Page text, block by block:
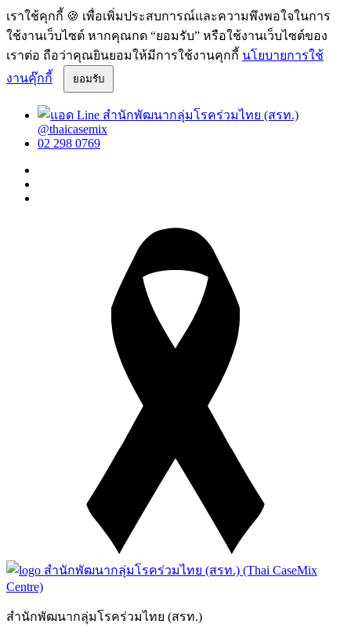
เราใช้คุกกี้ 🍪 เพื่อเพิ่มประสบการณ์และความพึงพอใจในการ
ใช้งานเว็บไซต์ หากคุณกด “ยอมรับ” หรือใช้งานเว็บไซต์ของ
เราต่อ ถือว่าคุณยินยอมให้มีการใช้งานคุกกี้ นโยบายการใช้
งานคุ๊กกี้
ยอมรับ
@thaicasemix
02 298 0769
สำนักพัฒนากลุ่มโรคร่วมไทย (สรท.)